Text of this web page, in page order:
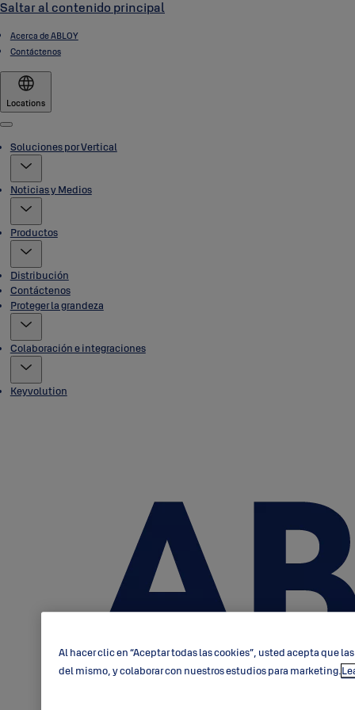
Saltar al contenido principal
Acerca de ABLOY
Contáctenos
Locations
Menu
Soluciones por Vertical
Noticias y Medios
Productos
Distribución
Contáctenos
Proteger la grandeza
Colaboración e integraciones
Keyvolution
Al hacer clic en “Aceptar todas las cookies”, usted acepta que
del mismo, y colaborar con nuestros estudios para marketing.